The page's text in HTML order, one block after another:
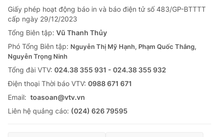
Giấy phép hoạt động báo in và báo điện tử số 483/GP-BTTTT
cấp ngày 29/12/2023
Tổng Biên tập: Vũ Thanh Thủy
Phó Tổng Biên tập: Nguyễn Thị Mỹ Hạnh, Phạm Quốc Thắng,
Nguyễn Trọng Ninh
Tổng đài VTV: 024.38 355 931 - 024.38 355 932
Ðiện thoại Thời báo VTV: 0988 671 671
Email: toasoan@vtv.vn
Liên hệ quảng cáo: (024) 626 79595